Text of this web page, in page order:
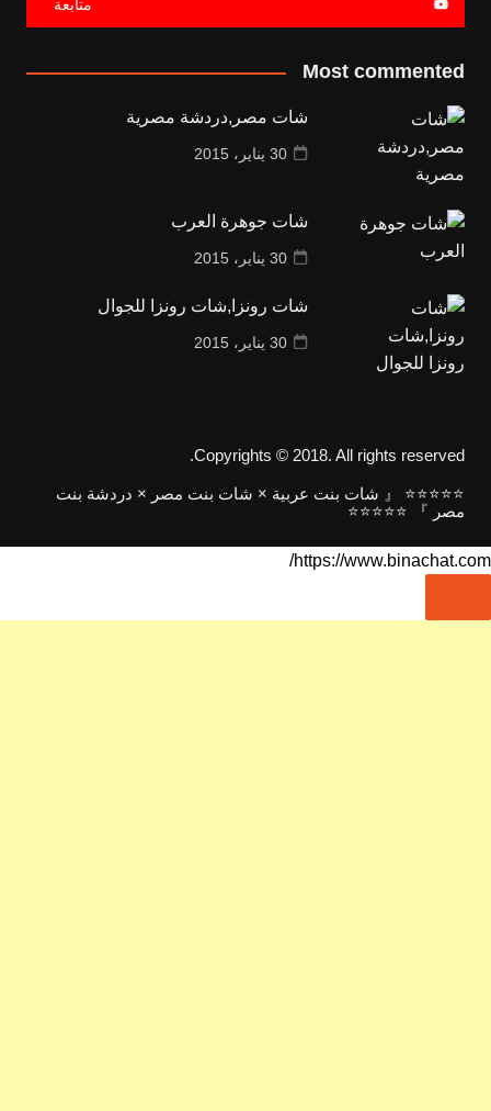
متابعة
Most commented
شات مصر,دردشة مصرية
30 يناير، 2015
شات جوهرة العرب
30 يناير، 2015
شات رونزا,شات رونزا للجوال
30 يناير، 2015
Copyrights © 2018. All rights reserved.
⭐⭐⭐⭐⭐ 『 شات بنت عربية × شات بنت مصر × دردشة بنت
مصر 』 ⭐⭐⭐⭐⭐
https://www.binachat.com/